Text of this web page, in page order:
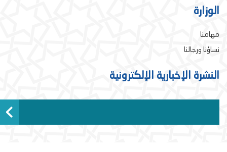
الوزارة
مهامنا
نساؤنا ورجالنا
النشرة الإخبارية الإلكترونية